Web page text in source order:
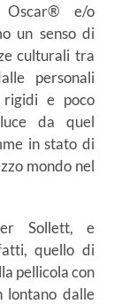
e/o
un senso di
culturali tra
personali
rigidi e poco
da quel
in stato di
mondo nel
Sollett, e
quello di
pellicola con
lontano dalle